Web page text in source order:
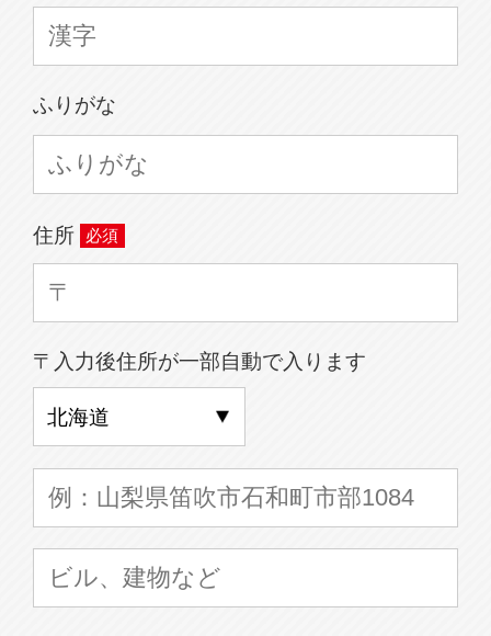
ふりがな
住所
〒入力後住所が一部自動で入ります